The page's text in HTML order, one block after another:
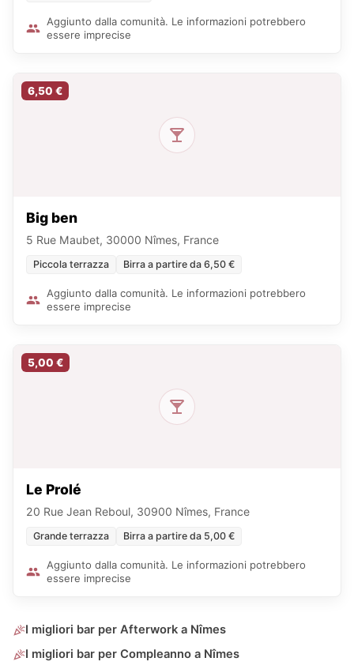
Aggiunto dalla comunità. Le informazioni potrebbero
essere imprecise
6,50 €
Big ben
5 Rue Maubet, 30000 Nîmes, France
Piccola terrazza Birra a partire da 6,50 €
Aggiunto dalla comunità. Le informazioni potrebbero
essere imprecise
5,00 €
Le Prolé
20 Rue Jean Reboul, 30900 Nîmes, France
Grande terrazza Birra a partire da 5,00 €
Aggiunto dalla comunità. Le informazioni potrebbero
essere imprecise
I migliori bar per Afterwork a Nîmes
I migliori bar per Compleanno a Nîmes